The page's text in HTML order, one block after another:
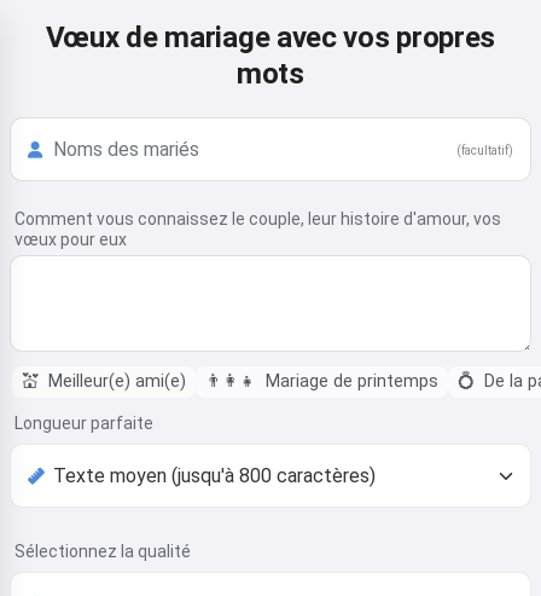
Vœux de mariage avec vos propres
mots
(facultatif)
Comment vous connaissez le couple, leur histoire d'amour, vos
vœux pour eux
💒 Meilleur(e) ami(e) 👨‍👩‍👧 Mariage de printemps 💍 De la
Longueur parfaite
Sélectionnez la qualité